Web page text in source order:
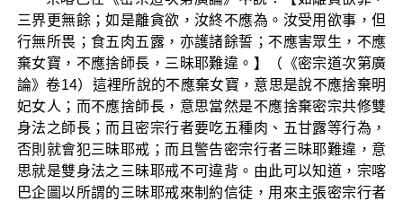
三界更無餘；如是離貪欲，汝終不應為。汝受用欲事，但
行無所畏；食五肉五露，亦護諸餘誓；不應害眾生，不應
棄女寶，不應捨師長，三昧耶難違。】（《密宗道次第廣
論》卷14）這裡所說的不應棄女寶，意思是說不應捨棄明
妃女人；而不應捨師長，意思當然是不應捨棄密宗共修雙
身法之師長；而且密宗行者要吃五種肉、五甘露等行為，
否則就會犯三昧耶戒；而且警告密宗行者三昧耶難違，意
思就是雙身法之三昧耶戒不可違背。由此可以知道，宗喀
巴企圖以所謂的三昧耶戒來制約信徒，用來主張密宗行者